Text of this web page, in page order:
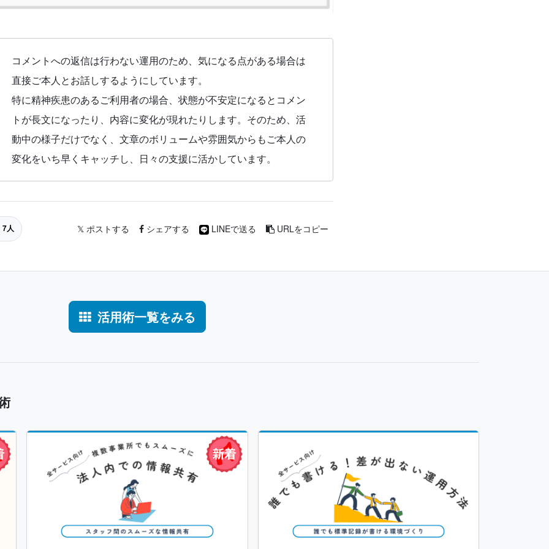
コメントへの返信は行わない運用のため、気になる点がある場合は
直接ご本人とお話しするようにしています。
特に精神疾患のあるご利用者の場合、状態が不安定になるとコメン
トが長文になったり、内容に変化が現れたりします。そのため、活
動中の様子だけでなく、文章のボリュームや雰囲気からもご本人の
変化をいち早くキャッチし、日々の支援に活かしています。
7人 𝕏 ポストする シェアする LINEで送る URLをコピー
活用術一覧をみる